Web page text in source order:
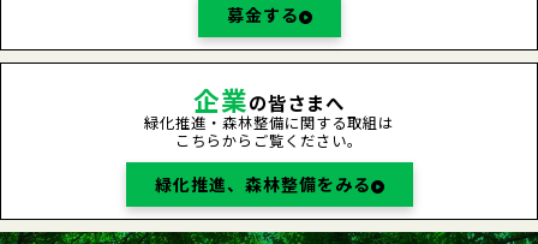
募金する
企業の皆さまへ
緑化推進・森林整備に関する取組は
こちらからご覧ください。
緑化推進、森林整備をみる